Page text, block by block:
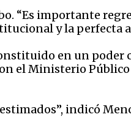
“Es importante
y la perfecta
en un
el Ministerio
indicó